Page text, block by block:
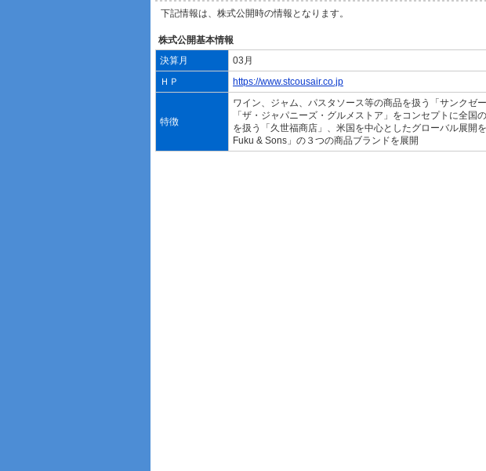
下記情報は、株式公開時の情報となります。
株式公開基本情報
決算月
03月
ＨＰ
https://www.stcousair.co.jp
特徴
ワイン、ジャム、パスタソース等の商品を扱う「サンクゼ
「ザ・ジャパニーズ・グルメストア」をコンセプトに全国
を扱う「久世福商店」、米国を中心としたグローバル展開
Fuku & Sons」の３つの商品ブランドを展開